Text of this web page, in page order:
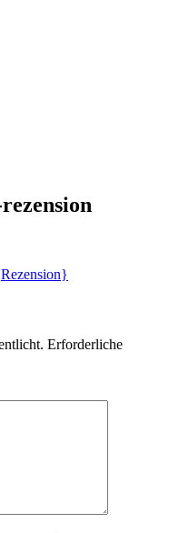
Erforderliche